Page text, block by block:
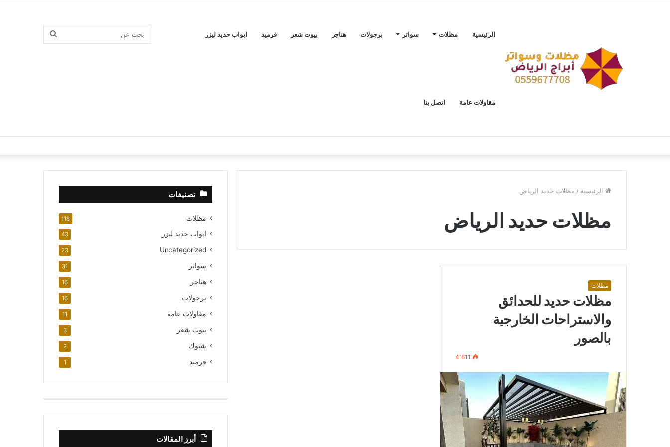
الرئيسية مظلات سواتر برجولات هناجر بيوت شعر قرميد ابواب حديد ليزر
مقاولات عامة اتصل بنا
بحث
الرئيسية / مظلات حديد الرياض
مظلات حديد الرياض
مظلات
مظلات حديد للحدائق
والاستراحات الخارجية
بالصور
4٬611
تصنيفات
مظلات 118
ابواب حديد ليزر 43
Uncategorized
23
سواتر 31
هناجر 16
برجولات 16
مقاولات عامة 11
بيوت شعر 3
شبوك 2
قرميد 1
أبرز المقالات